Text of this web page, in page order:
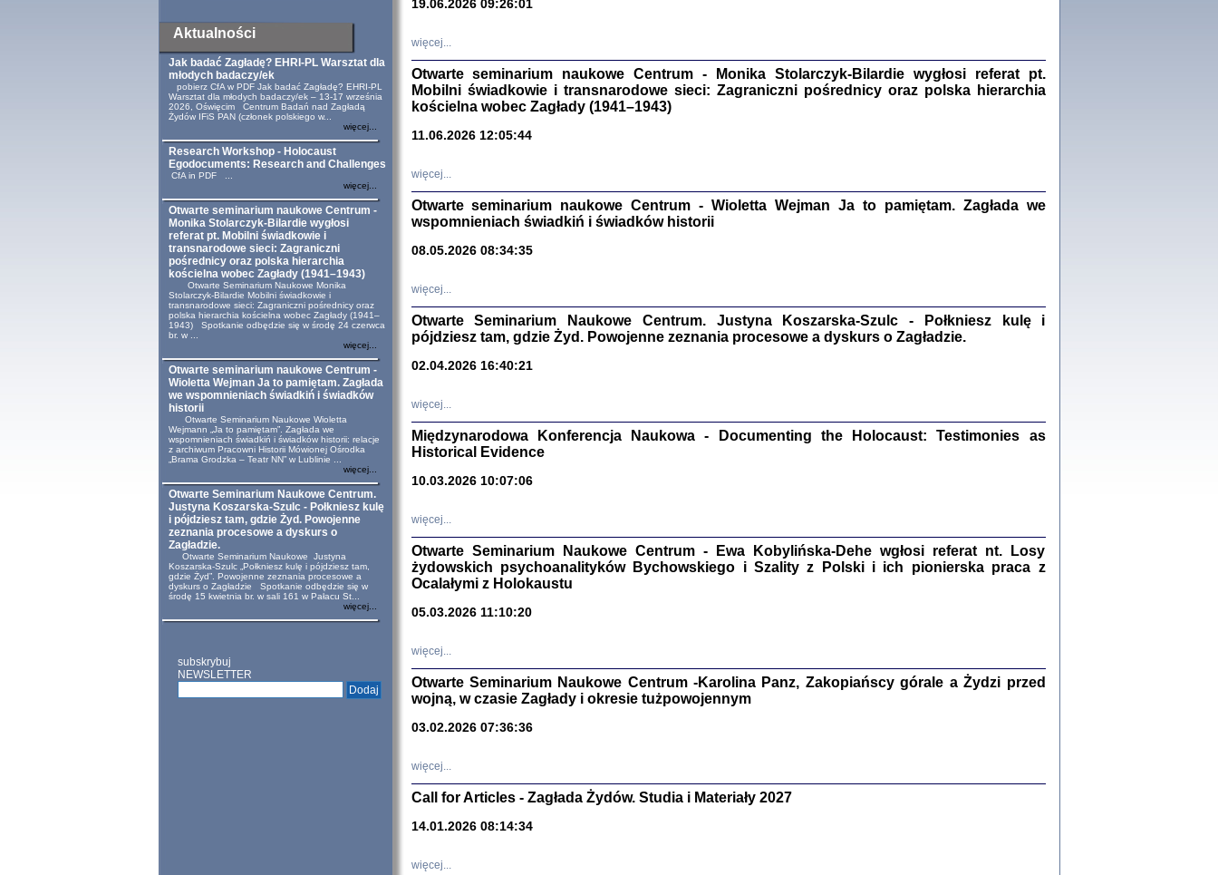
Aktualności
Jak badać Zagładę? EHRI-PL Warsztat dla
młodych badaczy/ek
pobierz CfA w PDF Jak badać Zagładę? EHRI-PL
Warsztat dla młodych badaczy/ek – 13-17 września
2026, Oświęcim Centrum Badań nad Zagładą
Żydów IFiS PAN (członek polskiego w...
więcej...
Research Workshop - Holocaust
Egodocuments: Research and Challenges
CfA in PDF ...
więcej...
Otwarte seminarium naukowe Centrum -
Monika Stolarczyk-Bilardie wygłosi
referat pt. Mobilni świadkowie i
transnarodowe sieci: Zagraniczni
pośrednicy oraz polska hierarchia
kościelna wobec Zagłady (1941–1943)
Otwarte Seminarium Naukowe Monika
Stolarczyk-Bilardie Mobilni świadkowie i
transnarodowe sieci: Zagraniczni pośrednicy oraz
polska hierarchia kościelna wobec Zagłady (1941–
1943) Spotkanie odbędzie się w środę 24 czerwca
br. w ...
więcej...
Otwarte seminarium naukowe Centrum -
Wioletta Wejman Ja to pamiętam. Zagłada
we wspomnieniach świadkiń i świadków
historii
Otwarte Seminarium Naukowe Wioletta
Wejmann „Ja to pamiętam”. Zagłada we
wspomnieniach świadkiń i świadków historii: relacje
z archiwum Pracowni Historii Mówionej Ośrodka
„Brama Grodzka – Teatr NN” w Lublinie ...
więcej...
Otwarte Seminarium Naukowe Centrum.
Justyna Koszarska-Szulc - Połkniesz kulę
i pójdziesz tam, gdzie Żyd. Powojenne
zeznania procesowe a dyskurs o
Zagładzie.
Otwarte Seminarium Naukowe Justyna
Koszarska-Szulc „Połkniesz kulę i pójdziesz tam,
gdzie Żyd”. Powojenne zeznania procesowe a
dyskurs o Zagładzie Spotkanie odbędzie się w
środę 15 kwietnia br. w sali 161 w Pałacu St...
więcej...
subskrybuj
NEWSLETTER
oprac. Aleksandra Bańkowska
Warszawa 2022
oprac. Aleksandra Bańkowska, wstęp Jacek Leociak
Warszawa 2021
Studia i Materiały
nr 17, R. 2021
NIE WIEMY CO PRZYNIESIE NAM KOLEJNA GODZINA ...
Dziennik pisany w ukryciu w latach 1943-1944
Zagłada Żydów.
19.06.2026 09:26:01
więcej...
Otwarte seminarium naukowe Centrum - Monika Stolarczyk-Bilardie wygłosi referat pt.
Mobilni świadkowie i transnarodowe sieci: Zagraniczni pośrednicy oraz polska hierarchia
kościelna wobec Zagłady (1941–1943)
11.06.2026 12:05:44
więcej...
Otwarte seminarium naukowe Centrum - Wioletta Wejman Ja to pamiętam. Zagłada we
wspomnieniach świadkiń i świadków historii
08.05.2026 08:34:35
więcej...
Otwarte Seminarium Naukowe Centrum. Justyna Koszarska-Szulc - Połkniesz kulę i
pójdziesz tam, gdzie Żyd. Powojenne zeznania procesowe a dyskurs o Zagładzie.
02.04.2026 16:40:21
więcej...
Międzynarodowa Konferencja Naukowa - Documenting the Holocaust: Testimonies as
Historical Evidence
10.03.2026 10:07:06
więcej...
Otwarte Seminarium Naukowe Centrum - Ewa Kobylińska-Dehe wgłosi referat nt. Losy
żydowskich psychoanalityków Bychowskiego i Szality z Polski i ich pionierska praca z
Ocalałymi z Holokaustu
05.03.2026 11:10:20
więcej...
Otwarte Seminarium Naukowe Centrum -Karolina Panz, Zakopiańscy górale a Żydzi przed
wojną, w czasie Zagłady i okresie tużpowojennym
03.02.2026 07:36:36
więcej...
Call for Articles - Zagłada Żydów. Studia i Materiały 2027
14.01.2026 08:14:34
więcej...